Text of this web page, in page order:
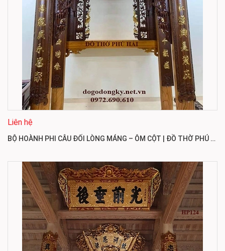
Liên hệ
BỘ HOÀNH PHI CÂU ĐỐI LÒNG MÁNG – ÔM CỘT | ĐỒ THỜ PHÚ HẢI HP125